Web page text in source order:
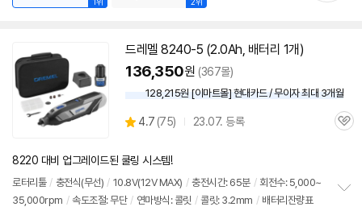
드레멜 8240-5 (2.0Ah, 배터리 1개)
136,350원 (367몰)
128,215원 [이마트몰] 현대카드 / 무이자 최대 3개월
별
4.7 (상
리
75) 23.07. 등록
관
8220 대비 업그레이드된 쿨링 시스템!
로터리툴 / 충전식(무선) / 10.8V(12VMAX) / 충전시간: 65분 / 회전수: 5,000~
35,000rpm / 속도조절: 무단 / 연마방식: 콜릿 / 콜릿: 3.2mm / 배터리잔량표